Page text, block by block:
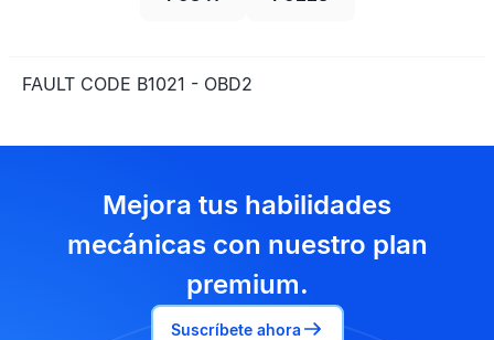
FAULT CODE B1021 - OBD2
Mejora tus habilidades
mecánicas con nuestro plan
premium.
Suscríbete ahora